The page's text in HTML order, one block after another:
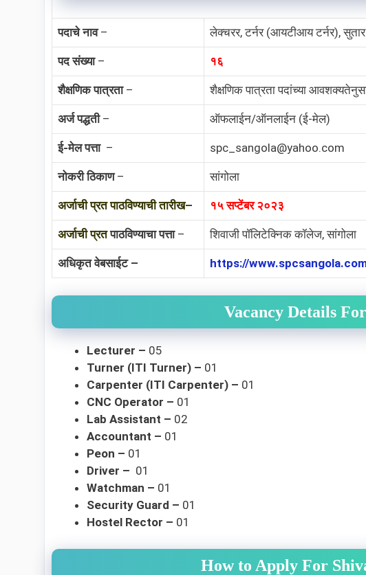
पदाचे नाव– लेक्चरर, टर्नर (आयटीआय टर्नर),
पद संख्या– १६
शैक्षणिक पात्रता– शैक्षणिक पात्रता पदांच्या
अर्ज पद्धती– ऑफलाईन/ऑनलाईन (ई-मेल)
ई-मेल पत्ता – spc_sangola@yahoo.com
नोकरी ठिकाण– सांगोला
अर्जाची प्रत पाठविण्याची तारीख– १५ सप्टेंबर २०२३
अर्जाची प्रतपाठविण्याचा पत्ता– शिवाजी पॉलिटेक्निक कॉलेज, सांगोला
अधिकृत वेबसाईट – https://
Vacancy Details
Lecturer – 05
Turner (ITI Turner) – 01
Carpenter (ITI Carpenter) – 01
CNC Operator – 01
Lab Assistant – 02
Accountant – 01
Peon – 01
Driver – 01
Watchman – 01
Security Guard – 01
Hostel Rector – 01
How to Apply For